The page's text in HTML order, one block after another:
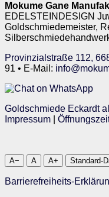
Mokume Gane
EDELSTEINDESIGN
Goldschmiedemeister,
Provinzialstraße 112,
91 • E-Mail:
Goldschmiede Eckardt
Impressum
A− A A+ Standard-
Barrierefreiheits-